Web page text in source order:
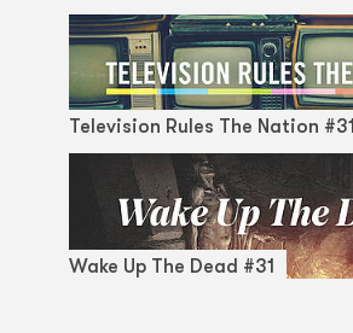
Television Rules The Nation #31
Wake Up The Dead #31